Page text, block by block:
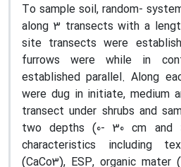
To sample soil, random-
along 3 transects with a
site transects were
furrows were while in
established parallel. Along
were dug in initiate, medium
transect under shrubs and
two depths (0- 30 cm and
characteristics including
(CaCo3), ESP, organic